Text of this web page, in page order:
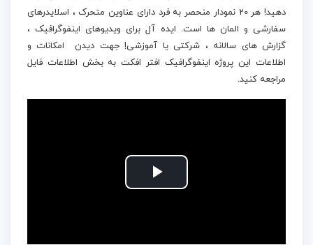
دهید! هر 20 نمودار منحصر به فرد دارای عناوین متحرک ، اسلایدرهای
سفارشی و المان ها است. ایده آل برای ویدیوهای اینفوگرافیک ،
گزارش های سالانه ، شرکتی یا آموزشی! جهت دیدن امکانات و
اطلاعات این پروژه اینفوگرافیک افتر افکت به بخش اطلاعات فایل
مراجعه کنید.
Play